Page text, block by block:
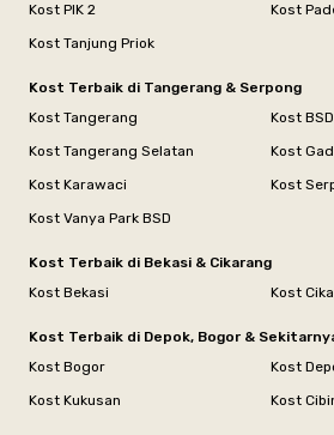
Kost PIK 2
Kost
Kost Tanjung Priok
Kost Terbaik di Tangerang & Serpong
Kost Tangerang
Kost BSD
Kost Tangerang Selatan
Kost
Kost Karawaci
Kost
Kost Vanya Park BSD
Kost Terbaik di Bekasi & Cikarang
Kost Bekasi
Kost
Kost Terbaik di Depok, Bogor &
Kost Bogor
Kost
Kost Kukusan
Kost